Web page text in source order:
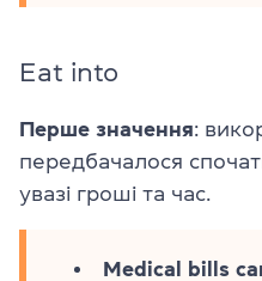
Eat into
Перше значення:
передбачалося
увазі гроші та час.
Medical bills